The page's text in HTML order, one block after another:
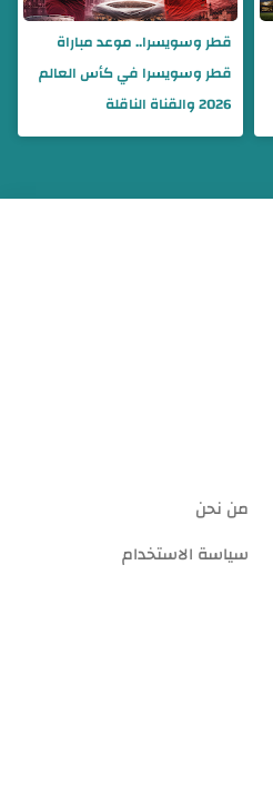
قطر وسويسرا.. موعد مباراة
قطر وسويسرا في كأس العالم
2026 والقناة الناقلة
من نحن
سياسة الاستخدام